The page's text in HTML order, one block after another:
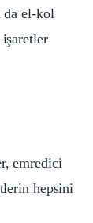
da el-kol
emredici
hepsini